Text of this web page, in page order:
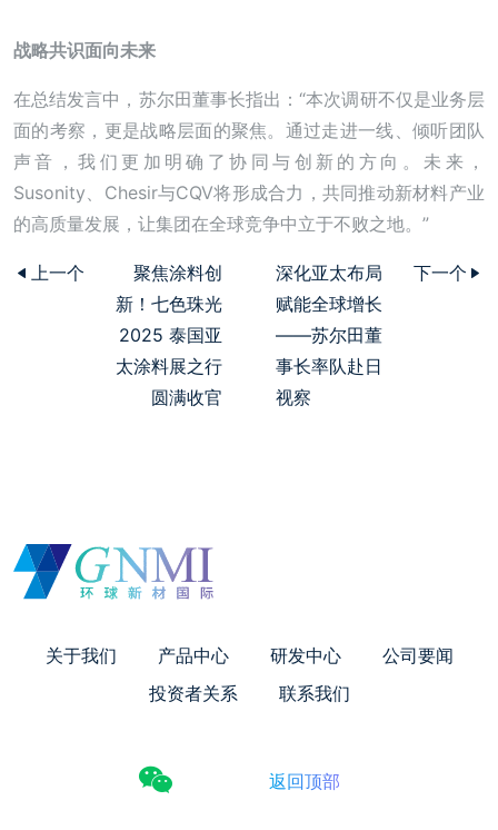
战略共识面向未来
在总结发言中，苏尔田董事长指出：“本次调研不仅是业务层
面的考察，更是战略层面的聚焦。通过走进一线、倾听团队
声音，我们更加明确了协同与创新的方向。未来，
Susonity、Chesir与CQV将形成合力，共同推动新材料产业
的高质量发展，让集团在全球竞争中立于不败之地。”
上一个
聚焦涂料创
新！七色珠光
2025 泰国亚
太涂料展之行
圆满收官
深化亚太布局
赋能全球增长
——苏尔田董
事长率队赴日
视察
下一个
关于我们 产品中心 研发中心
公司要闻
投资者关系
联系我们
返回顶部